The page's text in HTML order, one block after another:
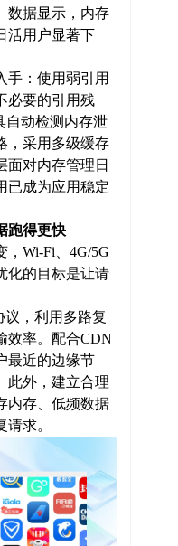
数据显示，内存
活用户显著下
：使用弱引用
必要的引用残
自动检测内存泄
，采用多级缓存
面对内存管理日
已成为应用稳定
跑得更快
Wi-Fi、4G/5G
化的目标是让请
，利用多路复
效率。配合CDN
最近的边缘节
此外，建立合理
存、低频数据
求。